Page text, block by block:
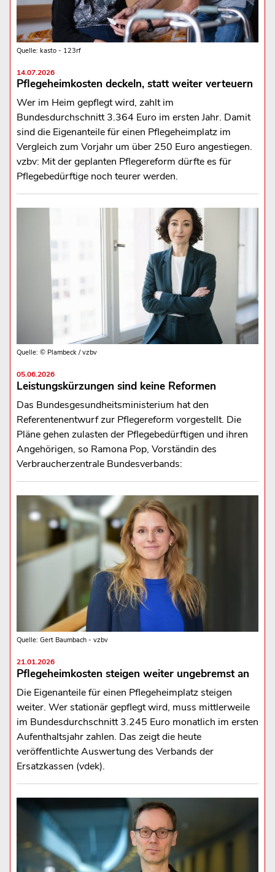
Quelle: kasto - 123rf
14.07.2026
Pflegeheimkosten deckeln, statt weiter verteuern
Wer im Heim gepflegt wird, zahlt im
Bundesdurchschnitt 3.364 Euro im ersten Jahr. Damit
sind die Eigenanteile für einen Pflegeheimplatz im
Vergleich zum Vorjahr um über 250 Euro angestiegen.
vzbv: Mit der geplanten Pflegereform dürfte es für
Pflegebedürftige noch teurer werden.
Quelle: © Plambeck / vzbv
05.06.2026
Leistungskürzungen sind keine Reformen
Das Bundesgesundheitsministerium hat den
Referentenentwurf zur Pflegereform vorgestellt. Die
Pläne gehen zulasten der Pflegebedürftigen und ihren
Angehörigen, so Ramona Pop, Vorständin des
Verbraucherzentrale Bundesverbands:
Quelle: Gert Baumbach - vzbv
21.01.2026
Pflegeheimkosten steigen weiter ungebremst an
Die Eigenanteile für einen Pflegeheimplatz steigen
weiter. Wer stationär gepflegt wird, muss mittlerweile
im Bundesdurchschnitt 3.245 Euro monatlich im ersten
Aufenthaltsjahr zahlen. Das zeigt die heute
veröffentlichte Auswertung des Verbands der
Ersatzkassen (vdek).